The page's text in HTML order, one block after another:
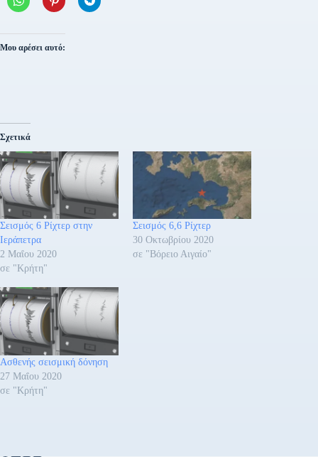
Μου αρέσει αυτό:
Σχετικά
Σεισμός 6 Ρίχτερ στην
Ιεράπετρα
2 Μαΐου 2020
σε "Κρήτη"
Σεισμός 6,6 Ρίχτερ
30 Οκτωβρίου 2020
σε "Βόρειο Αιγαίο"
Ασθενής σεισμική δόνηση
27 Μαΐου 2020
σε "Κρήτη"